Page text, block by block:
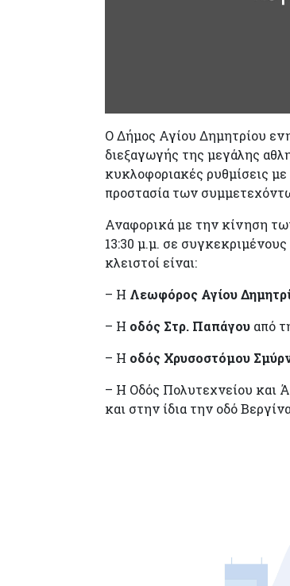
Ο Δήμος Αγίου Δημητρίου
διεξαγωγής της μεγάλης
κυκλοφοριακές ρυθμίσεις
προστασία των
Αναφορικά με την κίνηση
13:30 μ.μ. σε
κλειστοί είναι:
– Η Λεωφόρος Αγίου
– Η οδός Στρ. Παπάγου από
– Η οδός Χρυσοστόμου
– Η Οδός Πολυτεχνείου και
και στην ίδια την οδό